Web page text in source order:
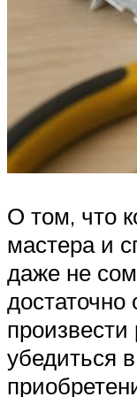
О том, что
мастера и
даже не
достаточно
произвести
убедиться